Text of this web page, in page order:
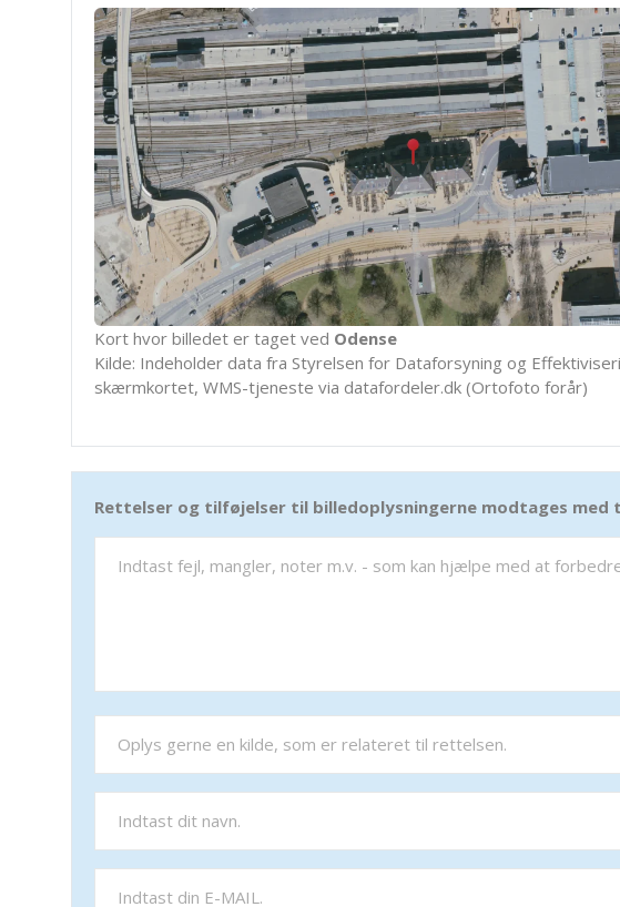
Kort hvor billedet er taget ved Odense
Kilde: Indeholder data fra Styrelsen for Dataforsyning og
skærmkortet, WMS-tjeneste via datafordeler.dk (Ortofoto forår)
Rettelser og tilføjelser til billedoplysningerne modtages med